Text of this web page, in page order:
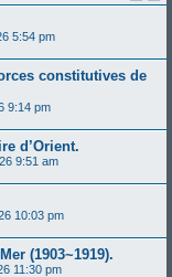
5:54 pm
constitutives de
9:14 pm
d’Orient.
9:51 am
10:03 pm
(1903~1919).
11:30 pm